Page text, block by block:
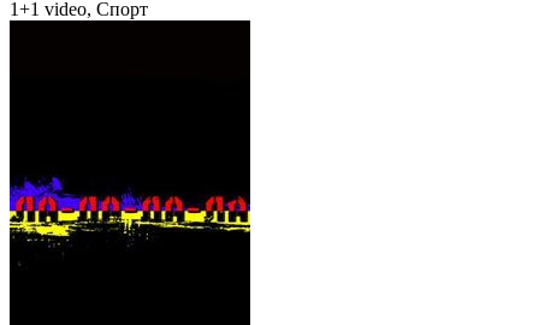
1+1 video, Спорт